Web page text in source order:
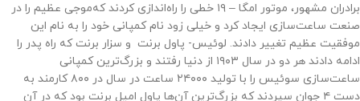
برادران مشهور، موتور امگا – ۱۹ خطی را راه‌اندازی کردند که‌موجی عظیم را در
صنعت ساعت‌سازی ایجاد کرد و خیلی زود نام کمپانی خود را به نام این
موفقیت عظیم تغییر دادند. لوئیس- پاول برنت و سزار برنت که راه پدر را
ادامه دادند هر دو در سال ۱۹۰۳ از دنیا رفتند و بزرگ‌ترین کمپانی
ساعت‌سازی سوئیس را با تولید ۲۴۰۰۰ ساعت در سال در ۸۰۰ کارمند به
دست ۴ جوان سپردند که بزرگ‌ترین آن‌ها پاول امیل برنت بود که در آن